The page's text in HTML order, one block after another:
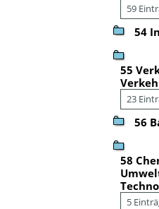
59
54
55
23
56
58
5